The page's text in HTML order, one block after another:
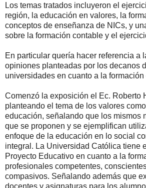
Los temas tratados incluyeron el
región, la educación en valores, la
conceptos de enseñanza de NICs, y
sobre la formación contable y el
En particular quería hacer referencia a
opiniones planteadas por los decanos
universidades en cuanto a la formación
Comenzó la exposición el Ec. Roberto
planteando el tema de los valores
educación, señalando que los mismos
que se proponen y se ejemplifican
enfoque de la educación en lo social
integral. La Universidad Católica tiene
Proyecto Educativo en cuanto a la
profesionales competentes,
compasivos. Señalando además que
docentes y asignaturas para los